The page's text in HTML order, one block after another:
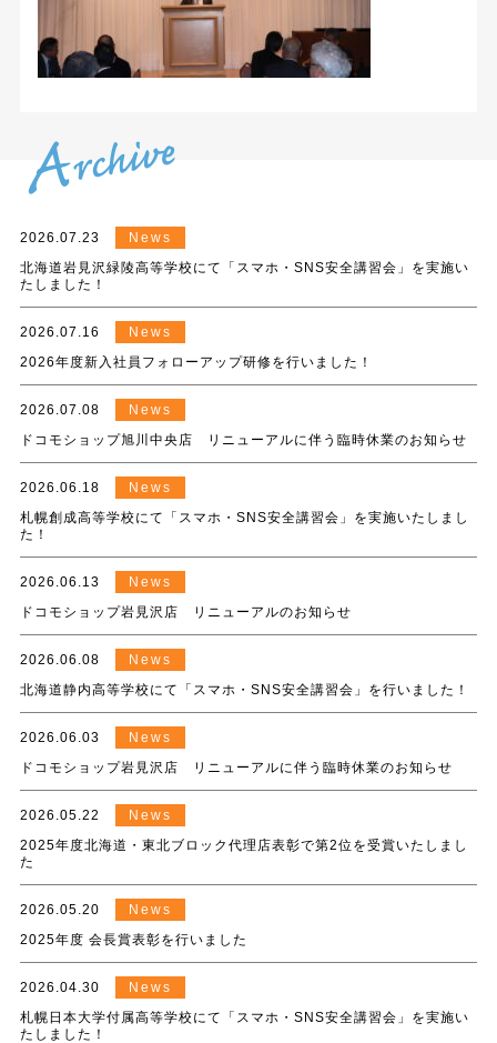
2026.07.23
News
北海道岩見沢緑陵高等学校にて「スマホ・SNS安全講習会」を実施い
たしました！
2026.07.16
News
2026年度新入社員フォローアップ研修を行いました！
2026.07.08
News
ドコモショップ旭川中央店 リニューアルに伴う臨時休業のお知らせ
2026.06.18
News
札幌創成高等学校にて「スマホ・SNS安全講習会」を実施いたしまし
た！
2026.06.13
News
ドコモショップ岩見沢店 リニューアルのお知らせ
2026.06.08
News
北海道静内高等学校にて「スマホ・SNS安全講習会」を行いました！
2026.06.03
News
ドコモショップ岩見沢店 リニューアルに伴う臨時休業のお知らせ
2026.05.22
News
2025年度北海道・東北ブロック代理店表彰で第2位を受賞いたしまし
た
2026.05.20
News
2025年度 会長賞表彰を行いました
2026.04.30
News
札幌日本大学付属高等学校にて「スマホ・SNS安全講習会」を実施い
たしました！